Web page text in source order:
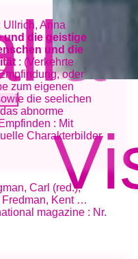
Ullrich, Anna
und die geistige
und die
: (Verkehrte
oder
zum eigenen
die seelichen
abnorme
: Mit
Charakterbilder
Carl (red.);
Fredman, Kent …
magazine : Nr.